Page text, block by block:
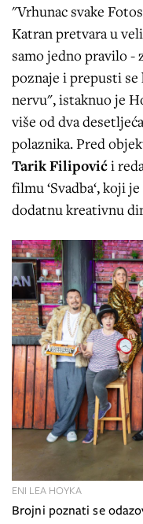
"Vrhunac svake
Katran pretvara u
samo jedno pravilo -
poznaje i prepusti
nervu", istaknuo je
više od dva
polaznika. Pred
Tarik Filipovići
filmu ‘Svadba‘, koji
dodatnu kreativnu
Brojni poznati se
ENI LEA HOYKA